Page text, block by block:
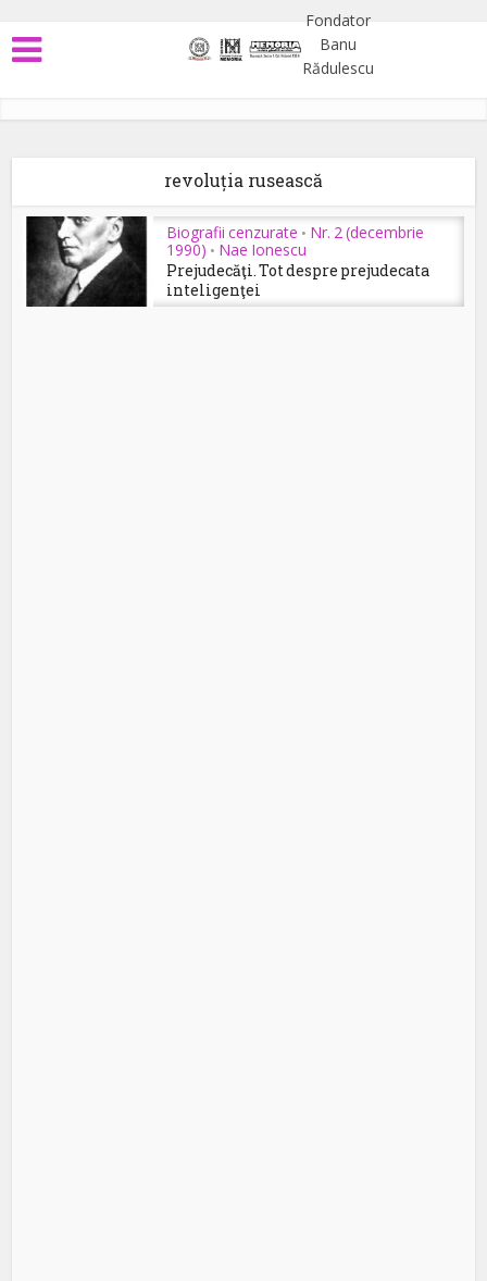
revoluția rusească
Biografii cenzurate • Nr. 2 (decembrie
1990) • Nae Ionescu
Prejudecăţi. Tot despre prejudecata
inteligenţei